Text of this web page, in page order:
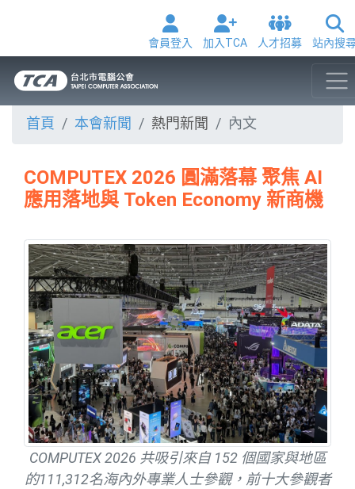
會員登入 加入TCA 人才招募 站內搜
首頁 本會新聞 熱門新聞 內文
COMPUTEX 2026 圓滿落幕 聚焦 AI
應用落地與 Token Economy 新商機
COMPUTEX 2026 共吸引來自 152 個國家與地區
的111,312名海內外專業人士參觀，前十大參觀者